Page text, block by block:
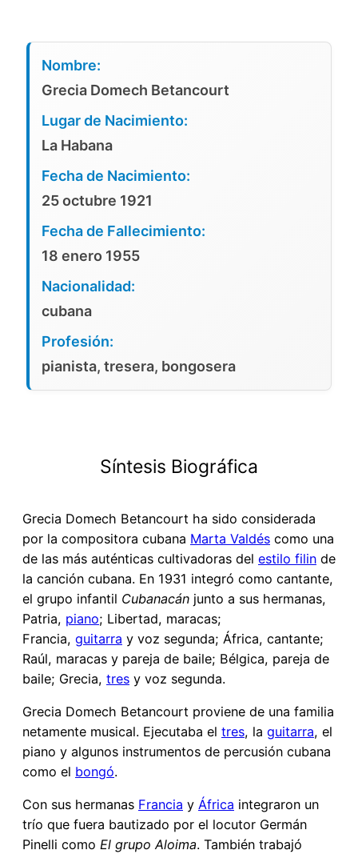
Nombre:
Grecia Domech Betancourt
Lugar de Nacimiento:
La Habana
Fecha de Nacimiento:
25 octubre 1921
Fecha de Fallecimiento:
18 enero 1955
Nacionalidad:
cubana
Profesión:
pianista, tresera, bongosera
Síntesis Biográfica
Grecia Domech Betancourt ha sido considerada
por la compositora cubana Marta Valdés como una
de las más auténticas cultivadoras del estilo filin de
la canción cubana. En 1931 integró como cantante,
el grupo infantil Cubanacán junto a sus hermanas,
Patria, piano; Libertad, maracas;
Francia, guitarra y voz segunda; África, cantante;
Raúl, maracas y pareja de baile; Bélgica, pareja de
baile; Grecia, tres y voz segunda.
Grecia Domech Betancourt proviene de una familia
netamente musical. Ejecutaba el tres, la guitarra, el
piano y algunos instrumentos de percusión cubana
como el bongó.
Con sus hermanas Francia y África integraron un
trío que fuera bautizado por el locutor Germán
Pinelli como El grupo Aloima. También trabajó